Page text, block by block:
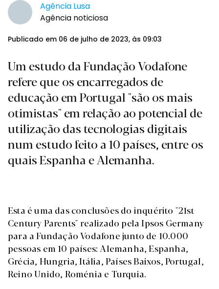
Agência Lusa
Agência noticiosa
Publicado em 06 de julho de 2023, às 09:03
Um estudo da Fundação Vodafone
refere que os encarregados de
educação em Portugal "são os mais
otimistas" em relação ao potencial de
utilização das tecnologias digitais
num estudo feito a 10 países, entre os
quais Espanha e Alemanha.
Esta é uma das conclusões do inquérito "21st
Century Parents" realizado pela Ipsos Germany
para a Fundação Vodafone junto de 10.000
pessoas em 10 países: Alemanha, Espanha,
Grécia, Hungria, Itália, Países Baixos, Portugal,
Reino Unido, Roménia e Turquia.